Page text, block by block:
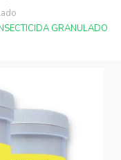
GRANULADO